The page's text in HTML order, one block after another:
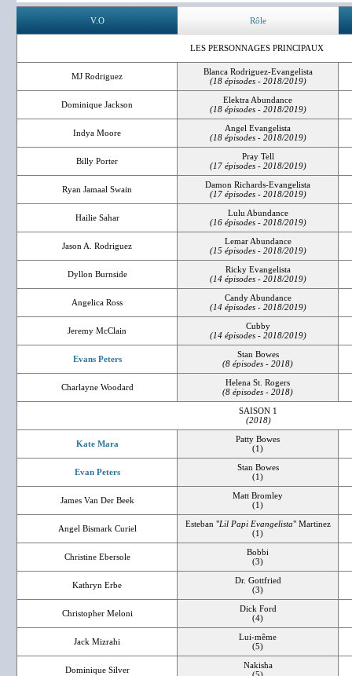
V.O Rôle
LES PERSONNAGES PRINCIPAUX
MJ Rodriguez
Blanca Rodriguez-Evangelista
(18 épisodes - 2018/2019)
Dominique Jackson
Elektra Abundance
(18 épisodes - 2018/2019)
Indya Moore
Angel Evangelista
(18 épisodes - 2018/2019)
Billy Porter
Pray Tell
(17 épisodes - 2018/2019)
Ryan Jamaal Swain
Damon Richards-Evangelista
(17 épisodes - 2018/2019)
Hailie Sahar
Lulu Abundance
(16 épisodes - 2018/2019)
Jason A. Rodriguez
Lemar Abundance
(15 épisodes - 2018/2019)
Dyllon Burnside
Ricky Evangelista
(14 épisodes - 2018/2019)
Angelica Ross
Candy Abundance
(14 épisodes - 2018/2019)
Jeremy McClain
Cubby
(14 épisodes - 2018/2019)
Evans Peters
Stan Bowes
(8 épisodes - 2018)
Charlayne Woodard
Helena St. Rogers
(8 épisodes - 2018)
SAISON 1
(2018)
Kate Mara
Patty Bowes
(1)
Evan Peters
Stan Bowes
(1)
James Van Der Beek
Matt Bromley
(1)
Angel Bismark Curiel Esteban "Lil Papi Evangelista" Martinez
(1)
Christine Ebersole
Bobbi
(3)
Kathryn Erbe
Dr. Gottfried
(3)
Christopher Meloni
Dick Ford
(4)
Jack Mizrahi
Lui-même
(5)
Dominique Silver
Nakisha